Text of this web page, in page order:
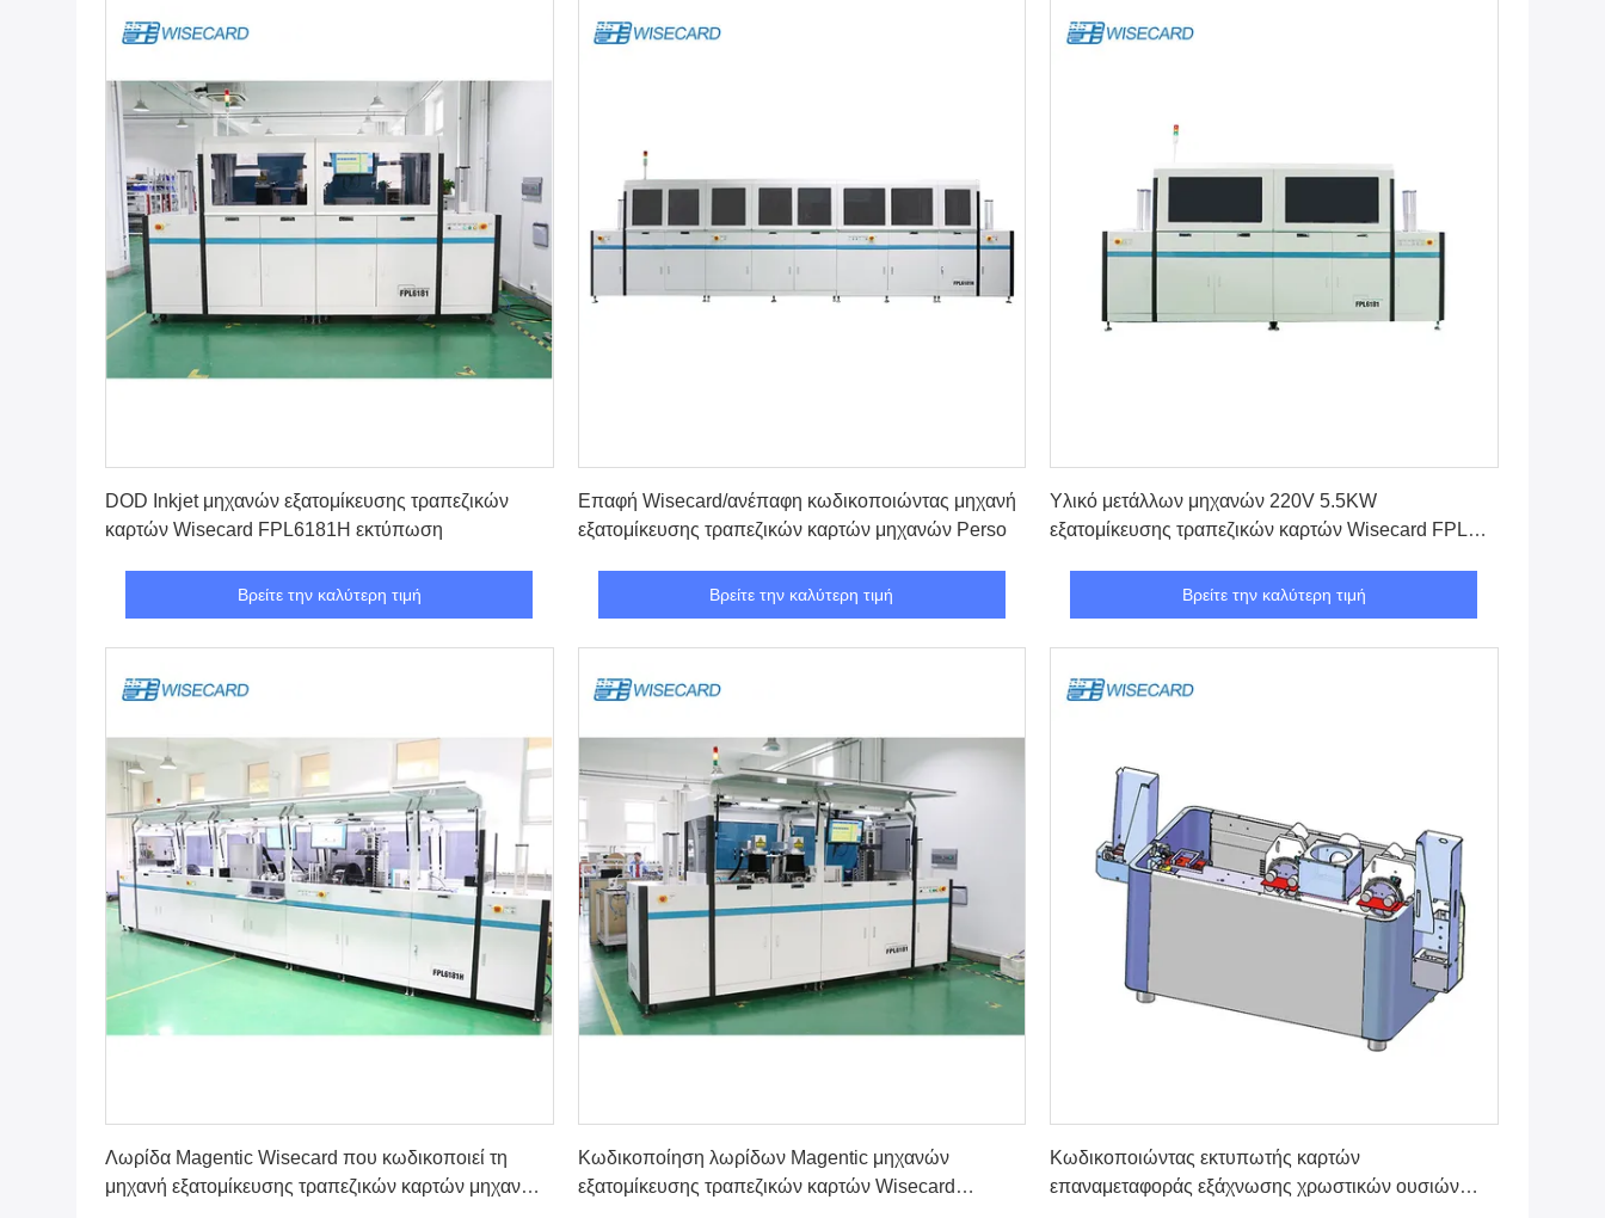
DOD Inkjet μηχανών εξατομίκευσης τραπεζικών
καρτών Wisecard FPL6181H εκτύπωση
Βρείτε την καλύτερη τιμή
Επαφή Wisecard/ανέπαφη κωδικοποιώντας μηχανή
εξατομίκευσης τραπεζικών καρτών μηχανών Perso
Βρείτε την καλύτερη τιμή
Υλικό μετάλλων μηχανών 220V 5.5KW
εξατομίκευσης τραπεζικών καρτών Wisecard FPL
Βρείτε την καλύτερη τιμή
Λωρίδα Magentic Wisecard που κωδικοποιεί τη
μηχανή εξατομίκευσης τραπεζικών καρτών μηχανών
Κωδικοποίηση λωρίδων Magentic μηχανών
εξατομίκευσης τραπεζικών καρτών Wisecard
Κωδικοποιώντας εκτυπωτής καρτών
επαναμεταφοράς εξάχνωσης χρωστικών ουσιών